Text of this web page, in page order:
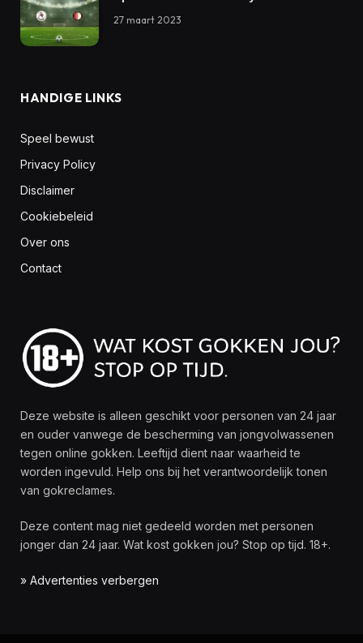
27 maart 2023
HANDIGE LINKS
Speel bewust
Privacy Policy
Disclaimer
Cookiebeleid
Over ons
Contact
Deze website is alleen geschikt voor personen van 24 jaar
en ouder vanwege de bescherming van jongvolwassenen
tegen online gokken. Leeftijd dient naar waarheid te
worden ingevuld. Help ons bij het verantwoordelijk tonen
van gokreclames.
Deze content mag niet gedeeld worden met personen
jonger dan 24 jaar. Wat kost gokken jou? Stop op tijd. 18+.
» Advertenties verbergen